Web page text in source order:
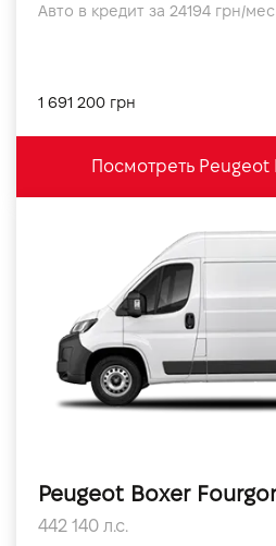
Авто в кредит за 24194 грн/мес
1 691 200 грн
Посмотреть Peugeot
Peugeot Boxer
442 140 л.с.